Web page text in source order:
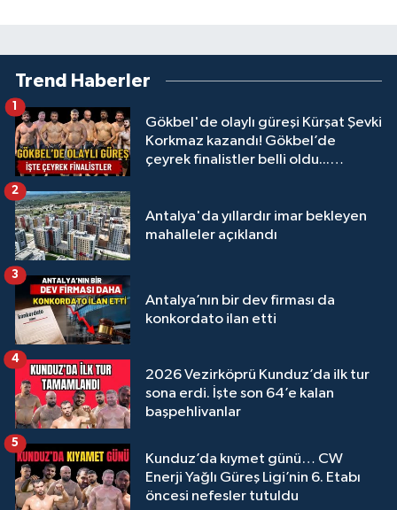
Trend Haberler
Gökbel'de olaylı güreşi Kürşat Şevki
Korkmaz kazandı! Gökbel’de
çeyrek finalistler belli oldu...
1
Antalya'da yıllardır imar bekleyen
mahalleler açıklandı
2
Antalya’nın bir dev firması da
konkordato ilan etti
3
2026 Vezirköprü Kunduz’da ilk tur
sona erdi. İşte son 64’e kalan
başpehlivanlar
4
Kunduz’da kıymet günü… CW
Enerji Yağlı Güreş Ligi’nin 6. Etabı
öncesi nefesler tutuldu
5